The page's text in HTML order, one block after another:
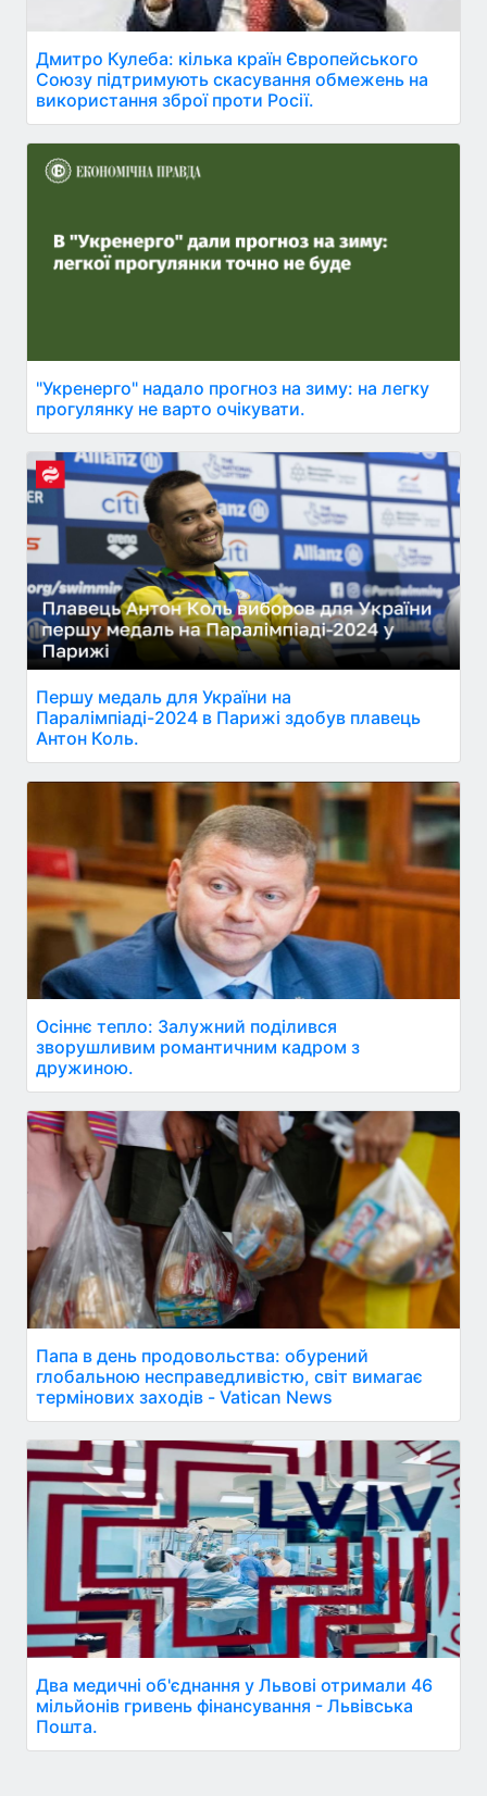
Дмитро Кулеба: кілька країн Європейського
Союзу підтримують скасування обмежень на
використання зброї проти Росії.
"Укренерго" надало прогноз на зиму: на легку
прогулянку не варто очікувати.
Першу медаль для України на
Паралімпіаді-2024 в Парижі здобув плавець
Антон Коль.
Осіннє тепло: Залужний поділився
зворушливим романтичним кадром з
дружиною.
Папа в день продовольства: обурений
глобальною несправедливістю, світ вимагає
термінових заходів - Vatican News
Два медичні об'єднання у Львові отримали 46
мільйонів гривень фінансування - Львівська
Пошта.